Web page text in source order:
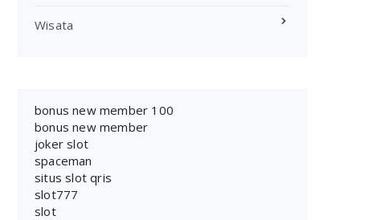
Wisata
bonus new member 100
bonus new member
joker slot
spaceman
situs slot qris
slot777
slot